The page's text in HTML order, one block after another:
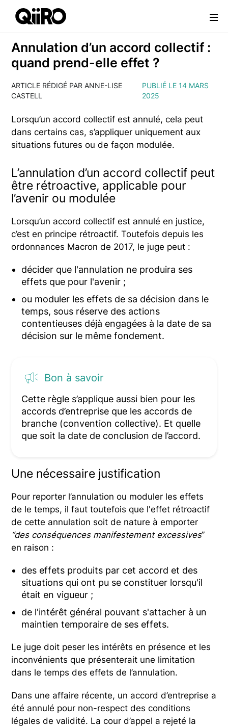
Webflow Homepage
Annulation d’un accord collectif :
quand prend-elle effet ?
ARTICLE RÉDIGÉ PAR ANNE-LISE
CASTELL
PUBLIÉ LE 14 MARS
2025
Lorsqu’un accord collectif est annulé, cela peut
dans certains cas, s’appliquer uniquement aux
situations futures ou de façon modulée.
L’annulation d’un accord collectif peut
être rétroactive, applicable pour
l’avenir ou modulée
Lorsqu’un accord collectif est annulé en justice,
c’est en principe rétroactif. Toutefois depuis les
ordonnances Macron de 2017, le juge peut :
décider que l'annulation ne produira ses
effets que pour l'avenir ;
ou moduler les effets de sa décision dans le
temps, sous réserve des actions
contentieuses déjà engagées à la date de sa
décision sur le même fondement.
Bon à savoir
Cette règle s’applique aussi bien pour les
accords d’entreprise que les accords de
branche (convention collective). Et quelle
que soit la date de conclusion de l’accord.
Une nécessaire justification
Pour reporter l’annulation ou moduler les effets
de le temps, il faut toutefois que l'effet rétroactif
de cette annulation soit de nature à emporter
“des conséquences manifestement excessives”
en raison :
des effets produits par cet accord et des
situations qui ont pu se constituer lorsqu'il
était en vigueur ;
de l'intérêt général pouvant s'attacher à un
maintien temporaire de ses effets.
Le juge doit peser les intérêts en présence et les
inconvénients que présenterait une limitation
dans le temps des effets de l’annulation.
Dans une affaire récente, un accord d’entreprise a
été annulé pour non-respect des conditions
légales de validité. La cour d’appel a rejeté la